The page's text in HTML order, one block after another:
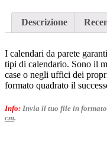
Descrizione
I calendari da parete
tipi di calendario. Sono il
case o negli uffici dei
formato quadrato il
Info: Invia il tuo file in
cm.